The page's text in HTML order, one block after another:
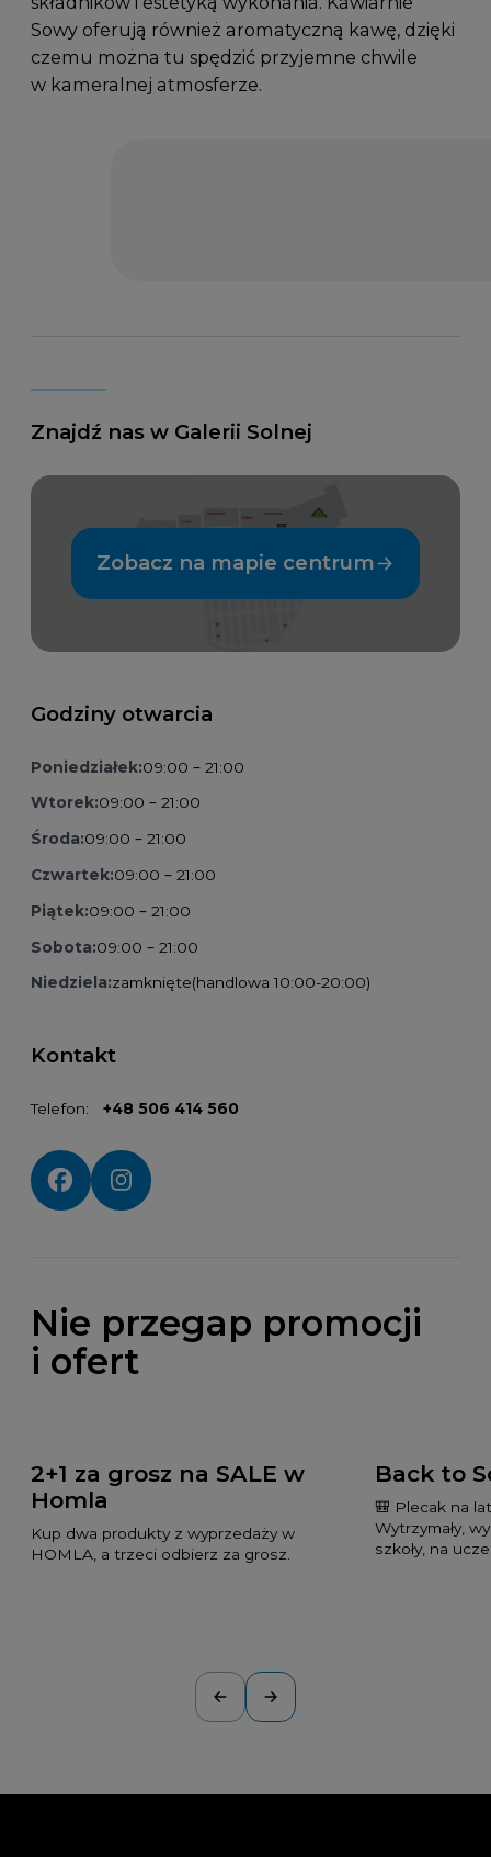
Sowy oferują również aromatyczną kawę, dzięki
czemu można tu spędzić przyjemne chwile
w kameralnej atmosferze.
Znajdź nas w Galerii Solnej
Zobacz na mapie centrum
Godziny otwarcia
Poniedziałek:09:00 – 21:00
Wtorek:09:00 – 21:00
Środa:09:00 – 21:00
Czwartek:09:00 – 21:00
Piątek:09:00 – 21:00
Sobota:09:00 – 21:00
Niedziela:zamknięte(handlowa 10:00-20:00)
Kontakt
Telefon: +48 506 414 560
Social media:
Nie przegap promocji
i ofert
2+1 za grosz na SALE w
Homla
Kup dwa produkty z wyprzedaży w
HOMLA, a trzeci odbierz za grosz.
Back to
🎒 Plecak na
Wytrzymały,
szkoły, na